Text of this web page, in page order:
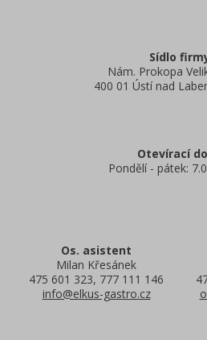
Sídlo
Nám. Prokopa
400 01 Ústí nad
Otevírací
Pondělí - pátek:
Os. asistent
Milan Křesánek
475 601 323, 777 111 146
info@elkus-gastro.cz